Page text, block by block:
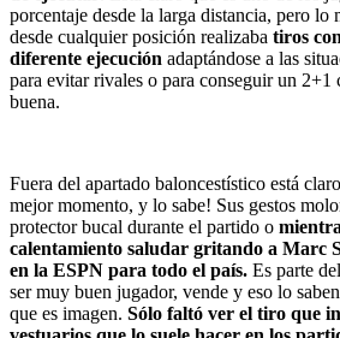
porcentaje desde la larga distancia, pero lo
desde cualquier posición realizaba tiros
diferente ejecución adaptándose a las
para evitar rivales o para conseguir un 2+1
buena.
Fuera del apartado baloncestístico está
mejor momento, y lo sabe! Sus gestos
protector bucal durante el partido o
calentamiento saludar gritando a Marc
en la ESPN para todo el país. Es parte
ser muy buen jugador, vende y eso lo
que es imagen. Sólo faltó ver el tiro que